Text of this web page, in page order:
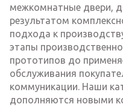
межкомнатные двери,
результатом
подхода к
этапы
прототипов до
обслуживания
коммуникации. Наши
дополняются новыми